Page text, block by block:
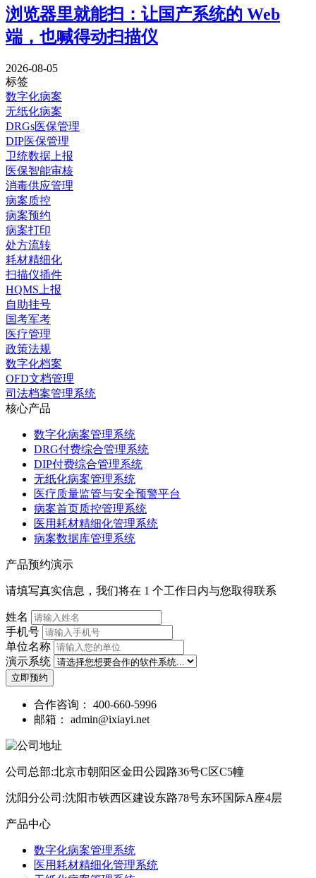
浏览器里就能扫：让国产系统的 Web
端，也喊得动扫描仪
2026-08-05
标签
数字化病案
无纸化病案
DRGs医保管理
DIP医保管理
卫统数据上报
医保智能审核
消毒供应管理
病案质控
病案预约
病案打印
处方流转
耗材精细化
扫描仪插件
HQMS上报
自助挂号
国考军考
医疗管理
政策法规
数字化档案
OFD文档管理
司法档案管理系统
核心产品
数字化病案管理系统
DRG付费综合管理系统
DIP付费综合管理系统
无纸化病案管理系统
医疗质量监管与安全预警平台
病案首页质控管理系统
医用耗材精细化管理系统
病案数据库管理系统
产品预约演示
请填写真实信息，我们将在 1 个工作日内与您取得联系
姓名
手机号
单位名称
演示系统
立即预约
合作咨询： 400-660-5996
邮箱： admin@ixiayi.net
公司总部:北京市朝阳区金田公园路36号C区C5幢
沈阳分公司:沈阳市铁西区建设东路78号东环国际A座4层
产品中心
数字化病案管理系统
医用耗材精细化管理系统